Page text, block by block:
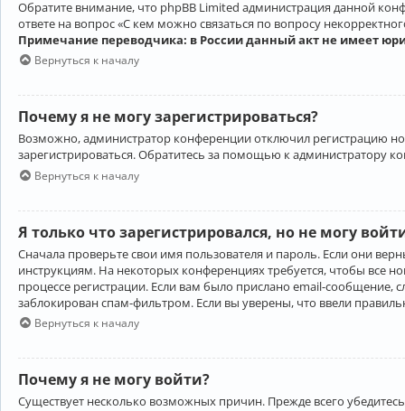
Обратите внимание, что phpBB Limited администрация данной
ответе на вопрос «С кем можно связаться по вопросу
Примечание переводчика: в России данный акт не имеет
Вернуться к началу
Почему я не могу зарегистрироваться?
Возможно, администратор конференции отключил регистрацию
зарегистрироваться. Обратитесь за помощью к администратору
Вернуться к началу
Я только что зарегистрировался, но не могу
Сначала проверьте свои имя пользователя и пароль. Если они
инструкциям. На некоторых конференциях требуется, чтобы все
процессе регистрации. Если вам было прислано email-
заблокирован спам-фильтром. Если вы уверены, что ввели
Вернуться к началу
Почему я не могу войти?
Существует несколько возможных причин. Прежде всего